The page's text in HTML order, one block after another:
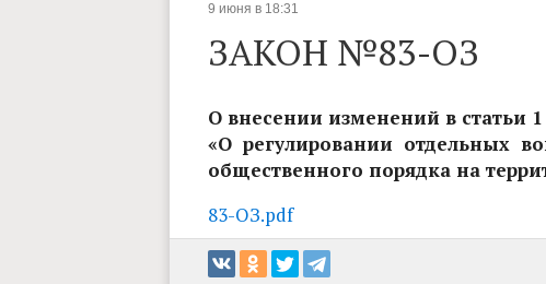
9 июня в 18:31
ЗАКОН №83-ОЗ
О внесении изменений в статьи
«О регулировании отдельных
общественного порядка на
83-ОЗ.pdf